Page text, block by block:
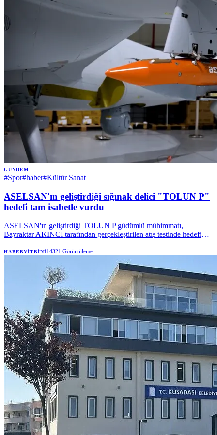
GÜNDEM
#Spor#haber#Kültür Sanat
ASELSAN'ın geliştirdiği sığınak delici "TOLUN P"
hedefi tam isabetle vurdu
ASELSAN'ın geliştirdiği TOLUN P güdümlü mühimmatı,
Bayraktar AKINCI tarafından gerçekleştirilen atış testinde hedefi
HABERVITRINI14321 Görüntüleme